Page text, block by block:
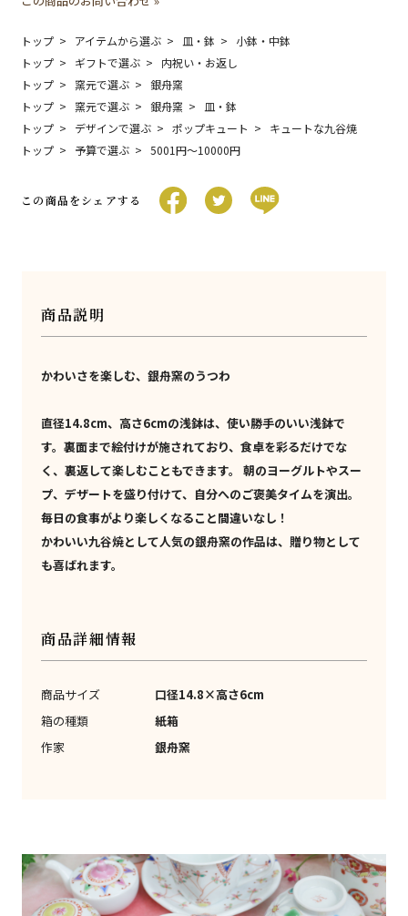
トップ アイテムから選ぶ 皿・鉢
小鉢・中鉢
トップ
ギフトで選ぶ
内祝い・お返し
トップ
窯元で選ぶ
銀舟窯
トップ
窯元で選ぶ 銀舟窯
皿・鉢
トップ
デザインで選ぶ ポップキュート
キュートな九谷焼
トップ
予算で選ぶ 5001円〜10000円
この商品をシェアする
商品説明
かわいさを楽しむ、銀舟窯のうつわ
直径14.8cm、高さ6cmの浅鉢は、使い勝手のいい浅鉢で
す。裏面まで絵付けが施されており、食卓を彩るだけでな
く、裏返して楽しむこともできます。 朝のヨーグルトやスー
プ、デザートを盛り付けて、自分へのご褒美タイムを演出。
毎日の食事がより楽しくなること間違いなし！
かわいい九谷焼として人気の銀舟窯の作品は、贈り物として
も喜ばれます。
商品詳細情報
商品サイズ
口径14.8×高さ6cm
箱の種類
紙箱
作家
銀舟窯